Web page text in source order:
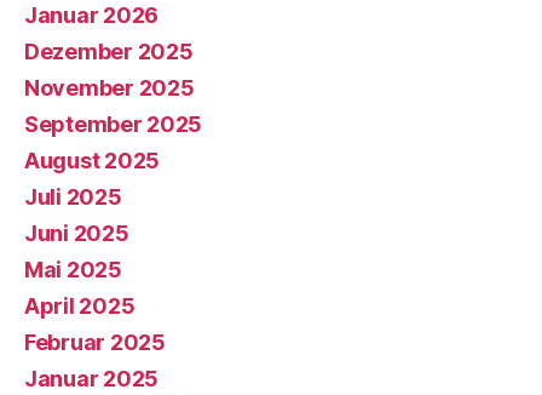
Januar 2026
Dezember 2025
November 2025
September 2025
August 2025
Juli 2025
Juni 2025
Mai 2025
April 2025
Februar 2025
Januar 2025